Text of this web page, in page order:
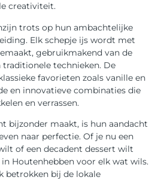
creativiteit.
trots op hun ambachtelijke
Elk schepje ijs wordt met
gebruikmakend van de
technieken. De
favorieten zoals vanille en
en innovatieve combinaties die
en verrassen.
bijzonder maakt, is hun aandacht
naar perfectie. Of je nu een
of een decadent dessert wilt
Houtenhebben voor elk wat wils.
betrokken bij de lokale